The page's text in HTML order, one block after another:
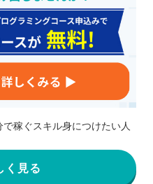
稼ぐスキル身につけたい人
く見る